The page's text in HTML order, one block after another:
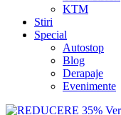
KTM
Stiri
Special
Autostop
Blog
Derapaje
Evenimente